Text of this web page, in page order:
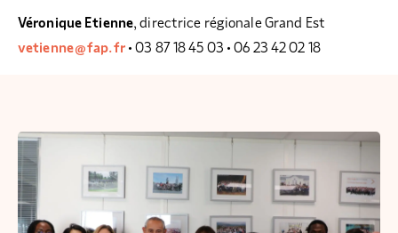
Véronique Etienne, directrice régionale Grand Est
vetienne@fap.fr• 03 87 18 45 03 • 06 23 42 02 18